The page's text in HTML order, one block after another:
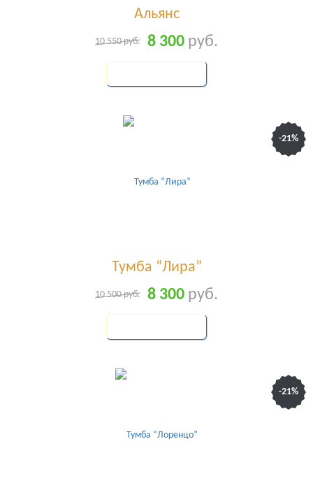
Альянс
10 550руб. 8 300 руб.
Тумба “Лира”
10 500руб. 8 300 руб.
-21%
-21%